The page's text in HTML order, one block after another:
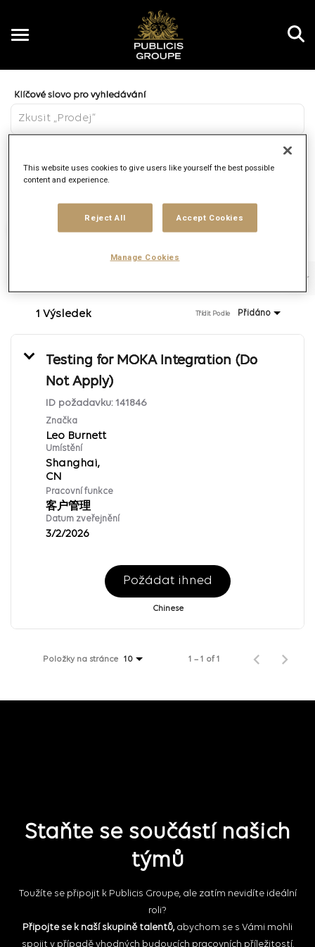
Toggle
CZ
access_time 10 KM
Vzdálenost
1 Výsledek Přidáno
Třídit Podle
Testing for MOKA Integration (Do
Not Apply)
ID požadavku: 141846
Značka
Leo Burnett
Umístění
Shanghai,
Pracovní funkce
客户管理
Datum zveřejnění
3/2/2026
Požádat ihned
Chinese
Položky na stránce 10 1 – 1 of 1
Staňte se součástí našich
týmů
Toužíte se připojit k Publicis Groupe, ale zatím nevidíte ideální
roli?
Připojte se k naší skupině talentů,abychom se s Vámi mohli
spojit v případě vhodných budoucích pracovních příležitostí.
This website uses cookies to give users like yourself the best possible
content and experience.
Reject All Accept Cookies
Manage Cookies